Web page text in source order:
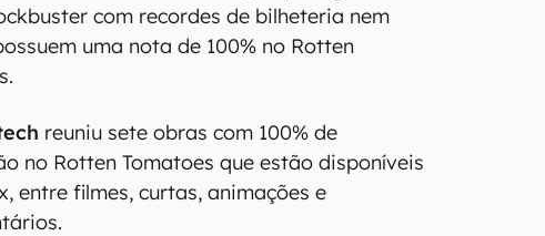
com recordes de bilheteria nem
uma nota de 100% no Rotten
reuniu sete obras com 100% de
no Rotten Tomatoes que estão disponíveis
entre filmes, curtas, animações e